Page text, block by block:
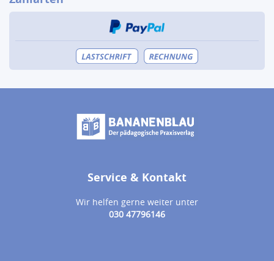
Service & Kontakt
Wir helfen gerne weiter unter
030 47796146